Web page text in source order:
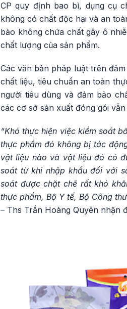
CP quy định bao bì, dụng cụ
không có chất độc hại và an
bảo không chứa chất gây ô
chất lượng của sản phẩm.
Các văn bản pháp luật trên
chất liệu, tiêu chuẩn an toàn
người tiêu dùng và đảm bảo
các cơ sở sản xuất đóng gói
“Khó thực hiện việc kiểm soát
thực phẩm đó không bị tác
vật liệu nào và vật liệu đó có
soát từ khi nhập khẩu đối với
soát được chặt chẽ rất khó
thực phẩm, Bộ Y tế, Bộ Công
– Ths Trần Hoàng Quyên nhận